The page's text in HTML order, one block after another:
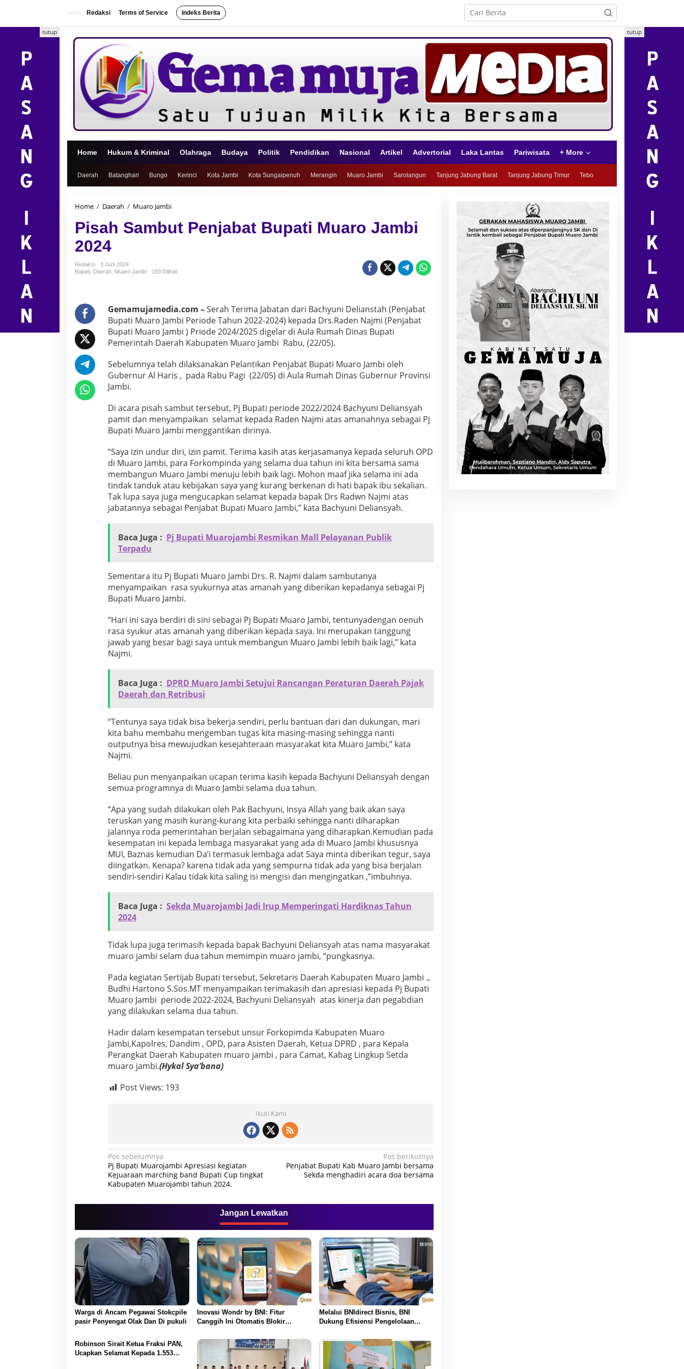
Redaksi Terms of Service Indeks Berita
Home Hukum & Kriminal Olahraga Budaya Politik Pendidikan Nasional Artikel Advertorial Laka Lantas Pariwisata + More
Daerah Batanghari Bungo Kerinci Kota Jambi Kota Sungaipenuh Merangin Muaro Jambi Sarolangun Tanjung Jabung Barat Tanjung Jabung Timur Tebo
tutup tutup
Home / Daerah / Muaro Jambi
s
a
m
P
n
j
a
a
t
B
a
t
M
a
r
o
a
m
b
0
Pisah Sambut Penjabat Bupati Muaro Jambi
2024
Redaksi
3 Juni 2024
Bupati
Daerah Muaro Jambi 193 Dilihat
Gemamujamedia.com –Serah Terima Jabatan dari Bachyuni Delianstah (Penjabat
Bupati Muaro Jambi Periode Tahun 2022-2024) kepada Drs.Raden Najmi (Penjabat
Bupati Muaro Jambi ) Priode 2024/2025 digelar di Aula Rumah Dinas Bupati
Pemerintah Daerah Kabupaten Muaro Jambi Rabu, (22/05).
Sebelumnya telah dilaksanakan Pelantikan Penjabat Bupati Muaro Jambi oleh
Gubernur Al Haris , pada Rabu Pagi (22/05) di Aula Rumah Dinas Gubernur Provinsi
Jambi.
Di acara pisah sambut tersebut, Pj Bupati periode 2022/2024 Bachyuni Deliansyah
pamit dan menyampaikan selamat kepada Raden Najmi atas amanahnya sebagai Pj
Bupati Muaro Jambi menggantikan dirinya.
“Saya izin undur diri, izin pamit. Terima kasih atas kerjasamanya kepada seluruh OPD
di Muaro Jambi, para Forkompinda yang selama dua tahun ini kita bersama sama
membangun Muaro Jambi menuju lebih baik lagi. Mohon maaf jika selama ini ada
tindak tanduk atau kebijakan saya yang kurang berkenan di hati bapak ibu sekalian.
Tak lupa saya juga mengucapkan selamat kepada bapak Drs Radwn Najmi atas
jabatannya sebagai Penjabat Bupati Muaro Jambi,” kata Bachyuni Deliansyah.
Baca Juga : Pj Bupati Muarojambi Resmikan Mall Pelayanan Publik
Terpadu
Sementara itu Pj Bupati Muaro Jambi Drs. R. Najmi dalam sambutanya
menyampaikan rasa syukurnya atas amanah yang diberikan kepadanya sebagai Pj
Bupati Muaro Jambi.
“Hari ini saya berdiri di sini sebagai Pj Bupati Muaro Jambi, tentunyadengan oenuh
rasa syukur atas amanah yang diberikan kepada saya. Ini merupakan tanggung
jawab yang besar bagi saya untuk membangun Muaro Jambi lebih baik lagi,” kata
Najmi.
Baca Juga : DPRD Muaro Jambi Setujui Rancangan Peraturan Daerah Pajak
Daerah dan Retribusi
“Tentunya saya tidak bisa bekerja sendiri, perlu bantuan dari dan dukungan, mari
kita bahu membahu mengemban tugas kita masing-masing sehingga nanti
outputnya bisa mewujudkan kesejahteraan masyarakat kita Muaro Jambi,” kata
Najmi.
Beliau pun menyanpaikan ucapan terima kasih kepada Bachyuni Deliansyah dengan
semua programnya di Muaro Jambi selama dua tahun.
“Apa yang sudah dilakukan oleh Pak Bachyuni, Insya Allah yang baik akan saya
teruskan yang masih kurang-kurang kita perbaiki sehingga nanti diharapkan
jalannya roda pemerintahan berjalan sebagaimana yang diharapkan.Kemudian pada
kesempatan ini kepada lembaga masyarakat yang ada di Muaro Jambi khususnya
MUI, Baznas kemudian Da’i termasuk lembaga adat Saya minta diberikan tegur, saya
diingatkan. Kenapa? karena tidak ada yang sempurna tidak ada yang bisa berjalan
sendiri-sendiri Kalau tidak kita saling isi mengisi dan mengingatkan ,”imbuhnya.
Baca Juga : Sekda Muarojambi Jadi Irup Memperingati Hardiknas Tahun
2024
Tidak lupa juga terimasih kepada bapak Bachyuni Deliansyah atas nama masyarakat
muaro jambi selam dua tahun memimpin muaro jambi, “pungkasnya.
Pada kegiatan Sertijab Bupati tersebut, Sekretaris Daerah Kabupaten Muaro Jambi .,
Budhi Hartono S.Sos.MT menyampaikan terimakasih dan apresiasi kepada Pj Bupati
Muaro Jambi periode 2022-2024, Bachyuni Deliansyah atas kinerja dan pegabdian
yang dilakukan selama dua tahun.
Hadir dalam kesempatan tersebut unsur Forkopimda Kabupaten Muaro
Jambi,Kapolres, Dandim , OPD, para Asisten Daerah, Ketua DPRD , para Kepala
Perangkat Daerah Kabupaten muaro jambi , para Camat, Kabag Lingkup Setda
muaro jambi.(Hykal Sya’bana)
Post Views: 193
Ikuti Kami
N
a
v
i
a
s
p
o
s
Pos sebelumnya
Pj Bupati Muarojambi Apresiasi kegiatan
Kejuaraan marching band Bupati Cup tingkat
Kabupaten Muarojambi tahun 2024.
Pos berikutnya
Penjabat Bupati Kab Muaro Jambi bersama
Sekda menghadiri acara doa bersama
Jangan Lewatkan
Warga di Ancam Pegawai Stokcpile
pasir Penyengat Olak Dan Di pukuli
Inovasi Wondr by BNI: Fitur
Canggih Ini Otomatis Blokir
Melalui BNIdirect Bisnis, BNI
Dukung Efisiensi Pengelolaan
Robinson Sirait Ketua Fraksi PAN,
Ucapkan Selamat Kepada 1.553